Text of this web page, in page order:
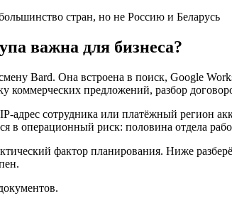
стран, но не Россию и Беларусь
важна для бизнеса?
Bard. Она встроена в поиск, Google
коммерческих предложений, разбор
сотрудника или платёжный регион
в операционный риск: половина отдела
фактор планирования. Ниже